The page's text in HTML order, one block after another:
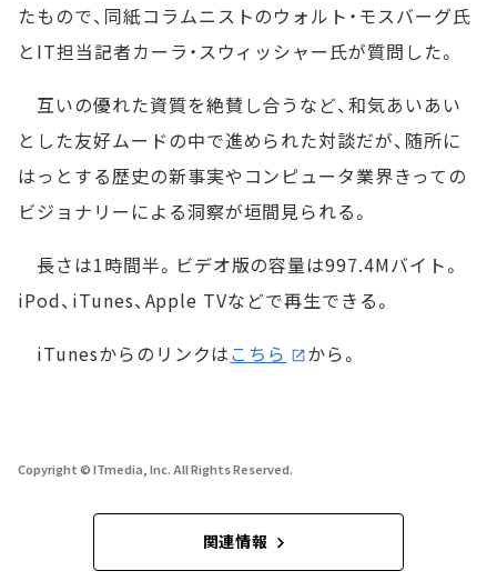
たもので、同紙コラムニストのウォルト・モスバーグ氏
とIT担当記者カーラ・スウィッシャー氏が質問した。
互いの優れた資質を絶賛し合うなど、和気あいあい
とした友好ムードの中で進められた対談だが、随所に
はっとする歴史の新事実やコンピュータ業界きっての
ビジョナリーによる洞察が垣間見られる。
長さは1時間半。ビデオ版の容量は997.4Mバイト。
iPod、iTunes、Apple TVなどで再生できる。
iTunesからのリンクは こちら から。
Copyright © ITmedia, Inc. All Rights Reserved.
関連情報